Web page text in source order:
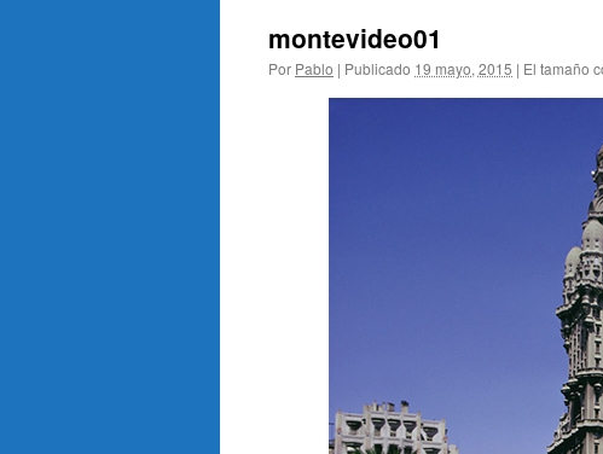
montevideo01
Por Pablo | Publicado 19 mayo, 2015 | El tamaño